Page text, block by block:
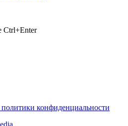
Ctrl+Enter
конфиденциальности